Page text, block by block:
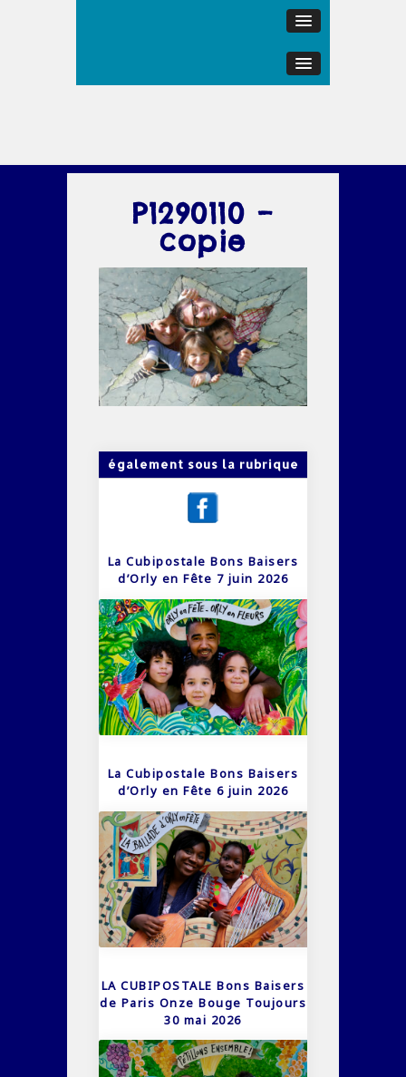
P1290110 –
copie
également sous la rubrique
La Cubipostale Bons Baisers
d’Orly en Fête 7 juin 2026
La Cubipostale Bons Baisers
d’Orly en Fête 6 juin 2026
LA CUBIPOSTALE Bons Baisers
de Paris Onze Bouge Toujours
30 mai 2026